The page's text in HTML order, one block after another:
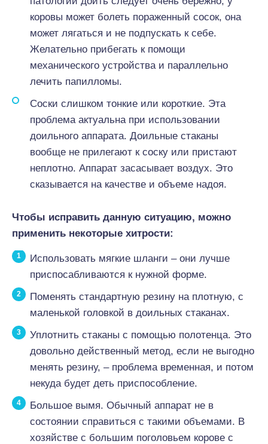
коровы может болеть пораженный сосок, она
может лягаться и не подпускать к себе.
Желательно прибегать к помощи
механического устройства и параллельно
лечить папилломы.
Соски слишком тонкие или короткие. Эта
проблема актуальна при использовании
доильного аппарата. Доильные стаканы
вообще не прилегают к соску или пристают
неплотно. Аппарат засасывает воздух. Это
сказывается на качестве и объеме надоя.
Чтобы исправить данную ситуацию, можно
применить некоторые хитрости:
Использовать мягкие шланги – они лучше
приспосабливаются к нужной форме.
Поменять стандартную резину на плотную, с
маленькой головкой в доильных стаканах.
Уплотнить стаканы с помощью полотенца. Это
довольно действенный метод, если не выгодно
менять резину, – проблема временная, и потом
некуда будет деть приспособление.
Большое вымя. Обычный аппарат не в
состоянии справиться с такими объемами. В
хозяйстве с большим поголовьем корове с